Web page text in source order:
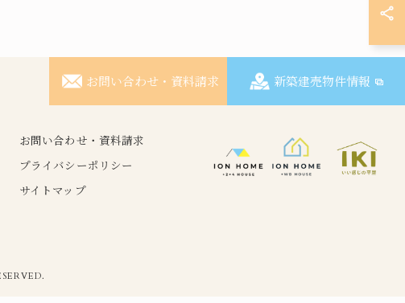
お問い合わせ・資料請求 新築建売物件情報
お問い合わせ・資料請求
プライバシーポリシー
サイトマップ